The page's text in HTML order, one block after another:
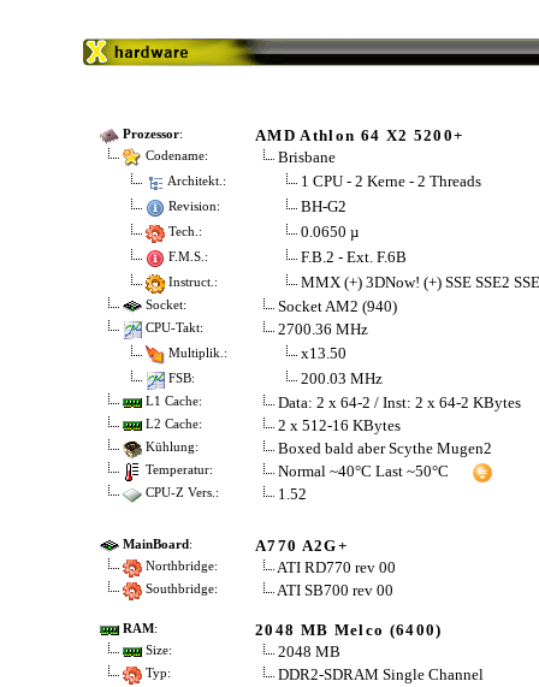
Prozessor: AMD Athlon 64 X2 5200+
Codename: Brisbane
Architekt.: 1 CPU - 2 Kerne - 2 Threads
Revision: BH-G2
Tech.: 0.0650 µ
F.M.S.: F.B.2 - Ext. F.6B
Instruct.: MMX (+) 3DNow! (+) SSE SSE2
Socket: Socket AM2 (940)
CPU-Takt: 2700.36 MHz
Multiplik.: x13.50
FSB: 200.03 MHz
L1 Cache: Data: 2 x 64-2 / Inst: 2 x 64-2 KBytes
L2 Cache: 2 x 512-16 KBytes
Kühlung: Boxed bald aber Scythe Mugen2
Temperatur: Normal ~40°C Last ~50°C
CPU-Z Vers.: 1.52
MainBoard: A770 A2G+
Northbridge: ATI RD770 rev 00
Southbridge: ATI SB700 rev 00
RAM: 2048 MB Melco (6400)
Size: 2048 MB
Typ: DDR2-SDRAM Single Channel